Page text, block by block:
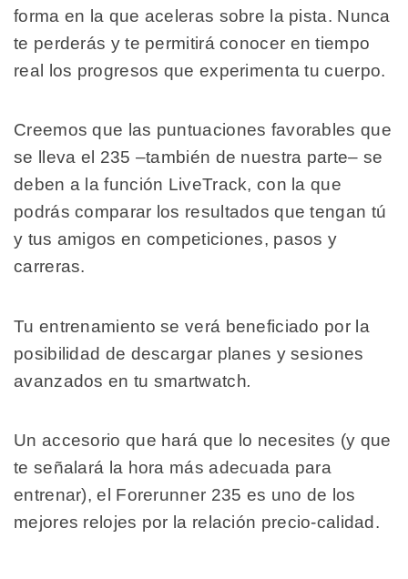
forma en la que aceleras sobre la pista. Nunca
te perderás y te permitirá conocer en tiempo
real los progresos que experimenta tu cuerpo.
Creemos que las puntuaciones favorables que
se lleva el 235 –también de nuestra parte– se
deben a la función LiveTrack, con la que
podrás comparar los resultados que tengan tú
y tus amigos en competiciones, pasos y
carreras.
Tu entrenamiento se verá beneficiado por la
posibilidad de descargar planes y sesiones
avanzados en tu smartwatch.
Un accesorio que hará que lo necesites (y que
te señalará la hora más adecuada para
entrenar), el Forerunner 235 es uno de los
mejores relojes por la relación precio-calidad.